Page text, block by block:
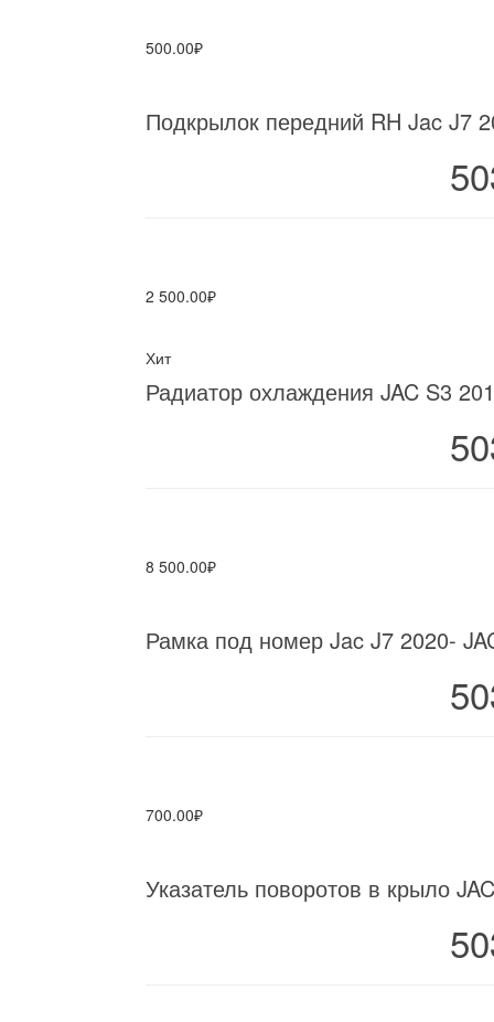
500.00₽
Подкрылок передний RH Jac J7
2 500.00₽
Хит
Радиатор охлаждения JAC S3
8 500.00₽
Рамка под номер Jac J7 2020-
700.00₽
Указатель поворотов в крыло